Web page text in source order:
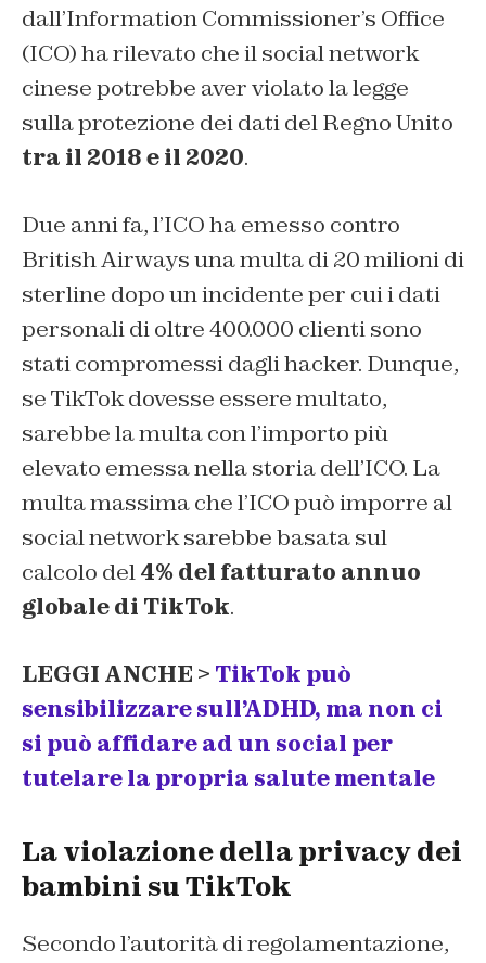
dall’Information Commissioner’s Office
(ICO) ha rilevato che il social network
cinese potrebbe aver violato la legge
sulla protezione dei dati del Regno Unito
tra il 2018 e il 2020.
Due anni fa, l’ICO ha emesso contro
British Airwaysuna multa di 20 milioni di
sterline dopo un incidente per cui i dati
personali di oltre 400.000 clienti sono
stati compromessi dagli hacker. Dunque,
se TikTok dovesse essere multato,
sarebbe la multa con l’importo più
elevato emessa nella storia dell’ICO. La
multa massima che l’ICO può imporre al
social network sarebbe basata sul
calcolo del4% del fatturato annuo
globale di TikTok.
LEGGI ANCHE > TikTok può
sensibilizzare sull’ADHD, ma non ci
si può affidare ad un social per
tutelare la propria salute mentale
La violazione della privacy dei
bambini su TikTok
Secondo l’autorità di regolamentazione,